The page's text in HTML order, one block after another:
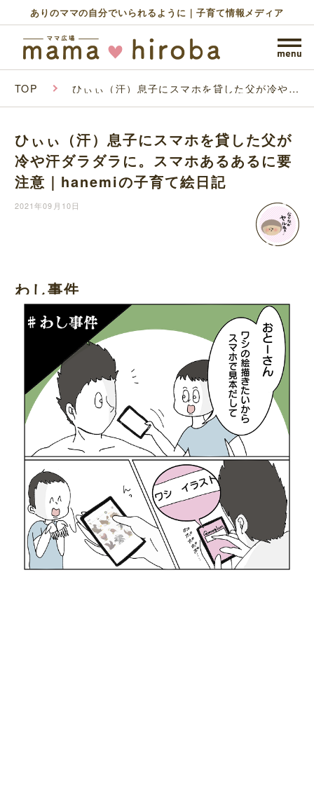
ありのママの自分でいられるように｜子育て情報メディア
TOP ひぃぃ（汗）息子にスマホを貸した父が冷や汗
hanemiの子育て絵日記
ひぃぃ（汗）息子にスマホを貸した父が
冷や汗ダラダラに。スマホあるあるに要
注意｜hanemiの子育て絵日記
2021年09月10日
わし事件